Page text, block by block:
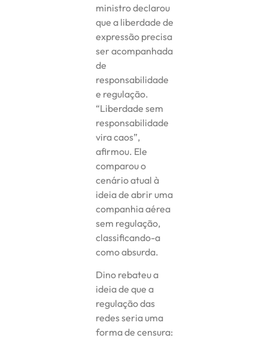
ministro declarou
que a liberdade de
expressão precisa
ser acompanhada
de
responsabilidade
e regulação.
“Liberdade sem
responsabilidade
vira caos”,
afirmou. Ele
comparou o
cenário atual à
ideia de abrir uma
companhia aérea
sem regulação,
classificando-a
como absurda.
Dino rebateu a
ideia de que a
regulação das
redes seria uma
forma de censura: